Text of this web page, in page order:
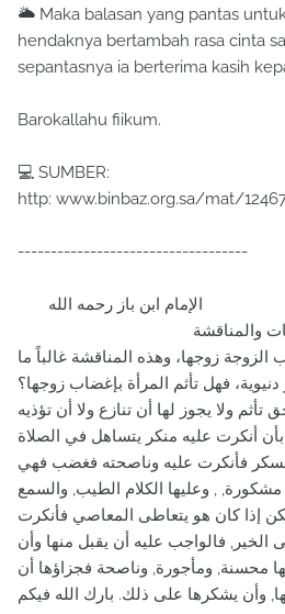
🌥 Maka balasan yang pantas
hendaknya bertambah rasa cinta
sepantasnya ia berterima kasih
Barokallahu fiikum.
💻 SUMBER:
http: www.binbaz.org.sa/mat/
-----------------------------------
الإمام ابن باز رحمه الله
الزوجة زوجها، وهذه المناقشة غالباً ما
فهل تأثم المرأة بإغضاب زوجها؟
تأثم ولا يجوز لها أن تنازع ولا أن تؤذيه
بأن أنكرت عليه منكر يتساهل في الصلاة
فأنكرت عليه وناصحته فغضب فهي
, وعليها الكلام الطيب, والسمع
إذا كان هو يتعاطى المعاصي فأنكرت
الخير, فالواجب عليه أن يقبل منها وأن
محسنة, ومأجورة, وناصحة فجزاؤها أن
وأن يشكرها على ذلك. بارك الله فيكم